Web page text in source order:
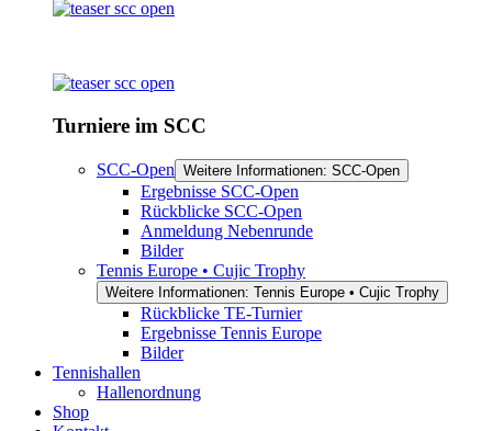
Turniere im SCC
SCC-Open Weitere Informationen: SCC-Open
Ergebnisse SCC-Open
Rückblicke SCC-Open
Anmeldung Nebenrunde
Bilder
Tennis Europe • Cujic Trophy
Weitere Informationen: Tennis Europe • Cujic Trophy
Rückblicke TE-Turnier
Ergebnisse Tennis Europe
Bilder
Tennishallen
Hallenordnung
Shop